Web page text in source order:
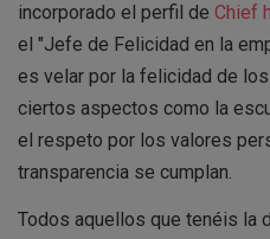
incorporado el perfil de Chief
el "Jefe de Felicidad en la
es velar por la felicidad de
ciertos aspectos como la
el respeto por los valores
transparencia se cumplan.
Todos aquellos que tenéis la